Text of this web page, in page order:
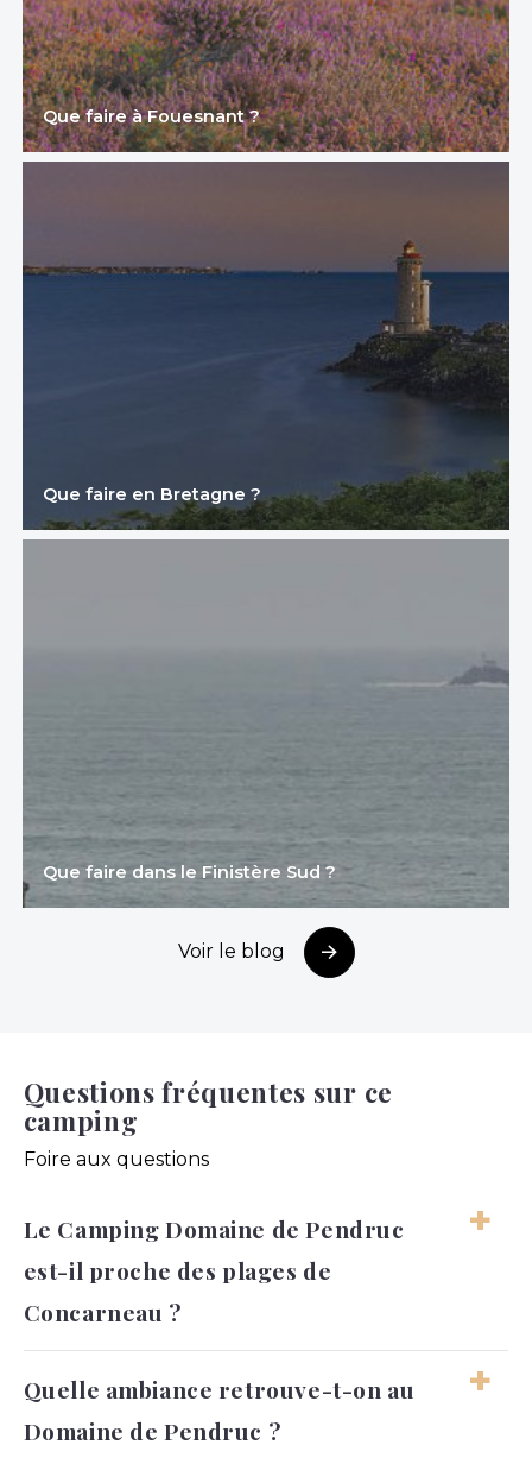
Que faire à Fouesnant ?
Que faire en Bretagne ?
Que faire dans le Finistère Sud ?
Voir le blog
Questions fréquentes sur ce
camping
Foire aux questions
Le Camping Domaine de Pendruc
est-il proche des plages de
Concarneau ?
Oui, le Camping Domaine de Pendruc bénéficie
d’une situation intéressante pour profiter
rapidement du littoral autour de Concarneau
Quelle ambiance retrouve-t-on au
Domaine de Pendruc ?